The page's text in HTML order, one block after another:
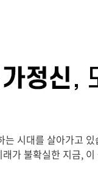
는 시대를 살아가고 있
가 불확실한 지금,